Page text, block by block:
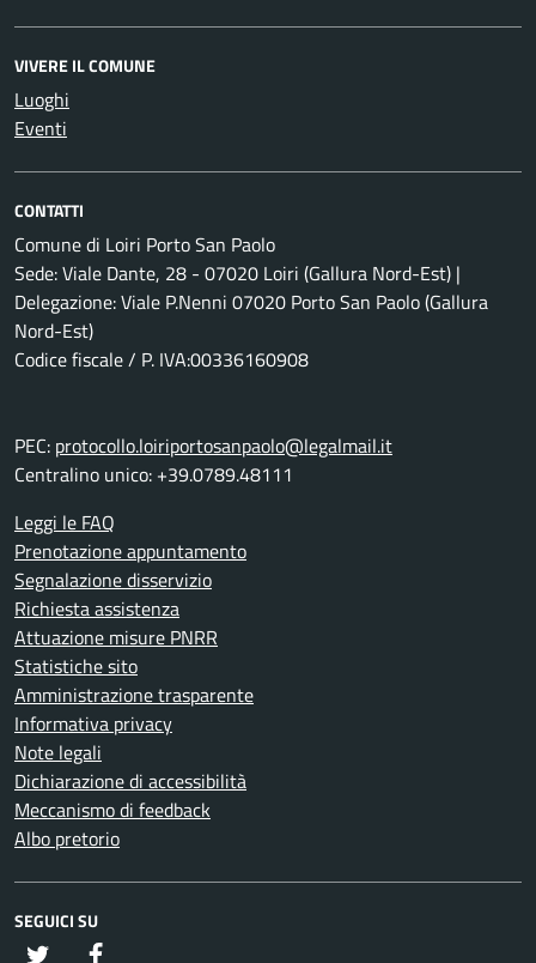
VIVERE IL COMUNE
Luoghi
Eventi
CONTATTI
Comune di Loiri Porto San Paolo
Sede: Viale Dante, 28 - 07020 Loiri (Gallura Nord-Est) |
Delegazione: Viale P.Nenni 07020 Porto San Paolo (Gallura
Nord-Est)
Codice fiscale / P. IVA:00336160908
PEC: protocollo.loiriportosanpaolo@legalmail.it
Centralino unico: +39.0789.48111
Leggi le FAQ
Prenotazione appuntamento
Segnalazione disservizio
Richiesta assistenza
Attuazione misure PNRR
Statistiche sito
Amministrazione trasparente
Informativa privacy
Note legali
Dichiarazione di accessibilità
Meccanismo di feedback
Albo pretorio
SEGUICI SU
twitter